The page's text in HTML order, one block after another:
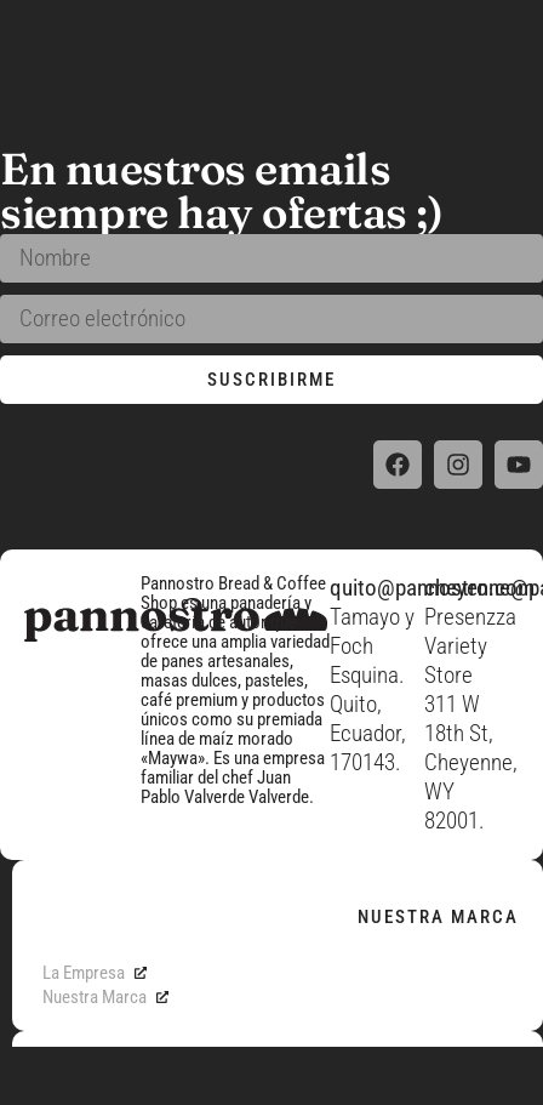
En nuestros emails
siempre hay ofertas ;)
SUSCRIBIRME
Pannostro Bread & Coffee
Shop es una panadería y
cafetería de autor que
ofrece una amplia variedad
de panes artesanales,
masas dulces, pasteles,
café premium y productos
únicos como su premiada
línea de maíz morado
«Maywa». Es una empresa
familiar del chef Juan
Pablo Valverde Valverde.
quito@pannostro.com
Tamayo y
Foch
Esquina.
Quito,
Ecuador,
170143.
Presenzza
Variety
Store
311 W
18th St,
Cheyenne,
WY
82001.
NUESTRA MARCA
La Empresa
Nuestra Marca